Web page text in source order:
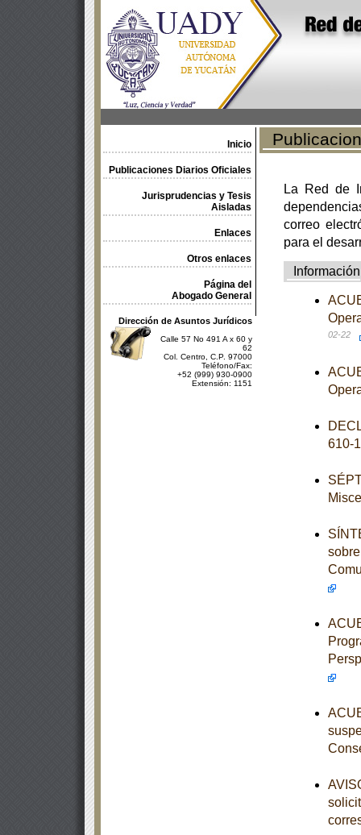
Inicio
Publicaciones Diarios Oficiales
Jurisprudencias y Tesis
Aisladas
Enlaces
Otros enlaces
Página del
Abogado General
Dirección de Asuntos Jurídicos
Calle 57 No 491 A x 60 y
62
Col. Centro, C.P. 97000
Teléfono/Fax:
+52 (999) 930-0900
Extensión: 1151
La Red de
correo
para el
Información
02-22
610-